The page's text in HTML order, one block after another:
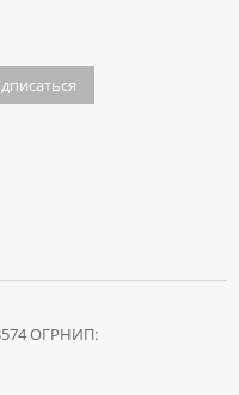
ОГРНИП: